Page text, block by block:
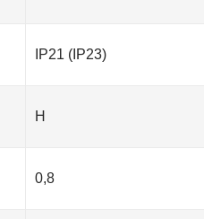
IP21 (IP23)
Н
0,8